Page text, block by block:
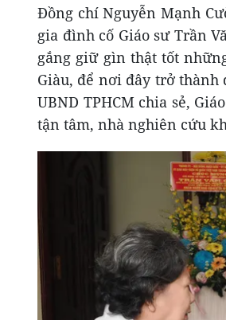
Đồng chí Nguyễn Mạnh
gia đình cố Giáo sư Trần
gắng giữ gìn thật tốt
Giàu, để nơi đây trở thành
UBND TPHCM chia sẻ,
tận tâm, nhà nghiên cứu